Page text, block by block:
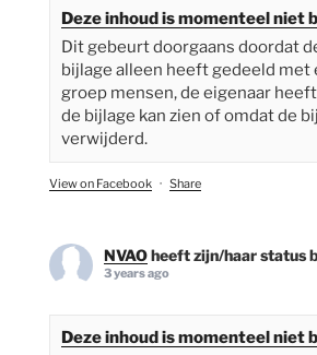
Deze inhoud is momenteel niet
Dit gebeurt doorgaans doordat
bijlage alleen heeft gedeeld met
groep mensen, de eigenaar
de bijlage kan zien of omdat de
verwijderd.
View on Facebook · Share
NVAOheeft zijn/haar status
3 years ago
Deze inhoud is momenteel niet